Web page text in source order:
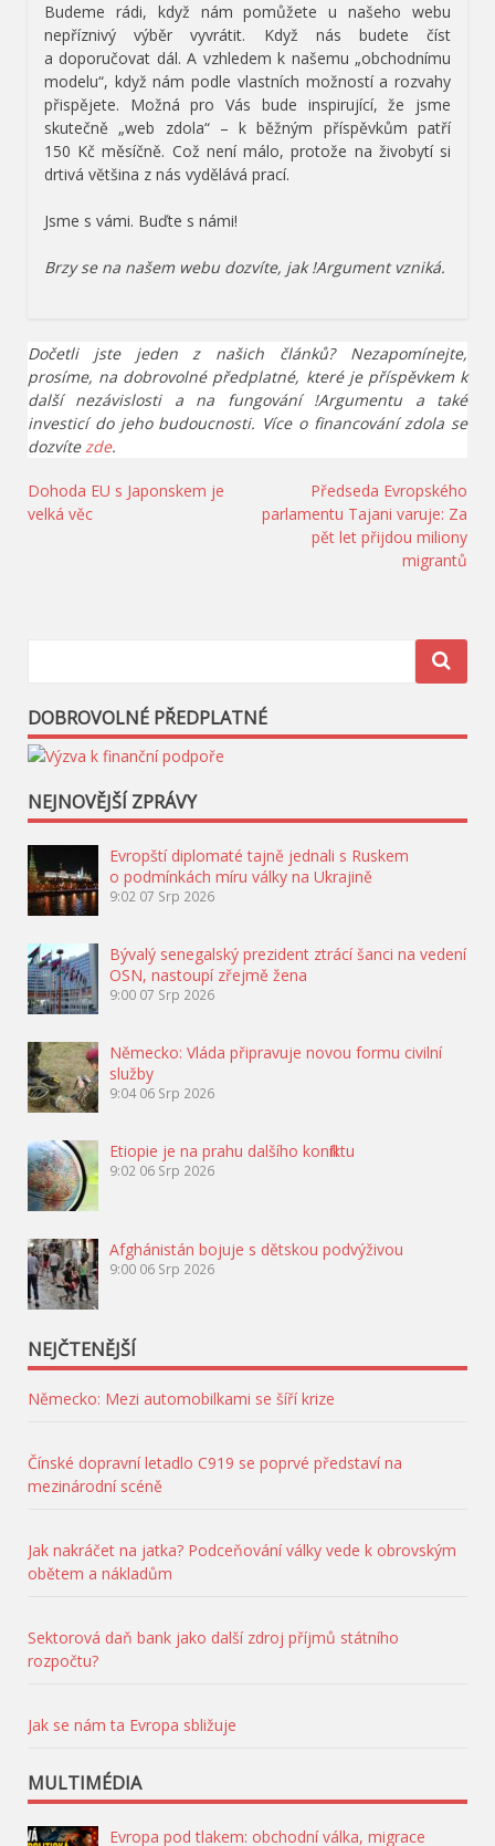
Budeme rádi, když nám pomůžete u našeho webu
nepříznivý výběr vyvrátit. Když nás budete číst
a doporučovat dál. A vzhledem k našemu „obchodnímu
modelu“, když nám podle vlastních možností a rozvahy
přispějete. Možná pro Vás bude inspirující, že jsme
skutečně „web zdola“ – k běžným příspěvkům patří
150 Kč měsíčně. Což není málo, protože na živobytí si
drtivá většina z nás vydělává prací.
Jsme s vámi. Buďte s námi!
Brzy se na našem webu dozvíte, jak !Argument vzniká.
Dočetli jste jeden z našich článků? Nezapomínejte,
prosíme, na dobrovolné předplatné, které je příspěvkem k
další nezávislosti a na fungování !Argumentu a také
investicí do jeho budoucnosti. Více o financování zdola se
dozvítezde.
Navigace
pro
Dohoda EU s Japonskem je
velká věc
Předseda Evropského
parlamentu Tajani varuje: Za
pět let přijdou miliony
migrantů
DOBROVOLNÉ PŘEDPLATNÉ
NEJNOVĚJŠÍ ZPRÁVY
Evropští diplomaté tajně jednali s Ruskem
o podmínkách míru války na Ukrajině
9:02 07 Srp 2026
Bývalý senegalský prezident ztrácí šanci na vedení
OSN, nastoupí zřejmě žena
9:00 07 Srp 2026
Německo: Vláda připravuje novou formu civilní
služby
9:04 06 Srp 2026
Etiopie je na prahu dalšího konfliktu
9:02 06 Srp 2026
Afghánistán bojuje s dětskou podvýživou
9:00 06 Srp 2026
NEJČTENĚJŠÍ
Německo: Mezi automobilkami se šíří krize
Čínské dopravní letadlo C919 se poprvé představí na
mezinárodní scéně
Jak nakráčet na jatka? Podceňování války vede k obrovským
obětem a nákladům
Sektorová daň bank jako další zdroj příjmů státního
rozpočtu?
Jak se nám ta Evropa sbližuje
MULTIMÉDIA
Evropa pod tlakem: obchodní válka, migrace